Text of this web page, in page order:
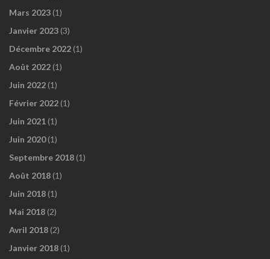
Mars 2023 (1)
Janvier 2023 (3)
Décembre 2022 (1)
Août 2022 (1)
Juin 2022 (1)
Février 2022 (1)
Juin 2021 (1)
Juin 2020(1)
Septembre 2018 (1)
Août 2018 (1)
Juin 2018 (1)
Mai 2018 (2)
Avril 2018 (2)
Janvier 2018 (1)